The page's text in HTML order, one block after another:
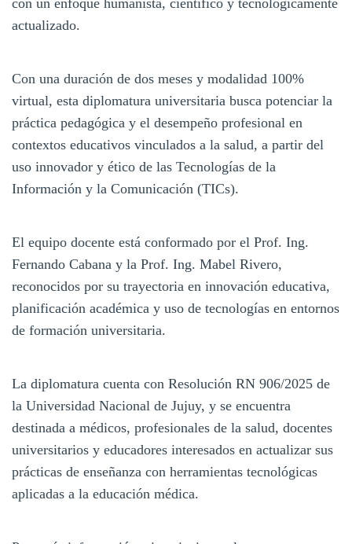
actualizado.
Con una duración de dos meses y modalidad 100%
virtual, esta diplomatura universitaria busca potenciar la
práctica pedagógica y el desempeño profesional en
contextos educativos vinculados a la salud, a partir del
uso innovador y ético de las Tecnologías de la
Información y la Comunicación (TICs).
El equipo docente está conformado por el Prof. Ing.
Fernando Cabana y la Prof. Ing. Mabel Rivero,
reconocidos por su trayectoria en innovación educativa,
planificación académica y uso de tecnologías en entornos
de formación universitaria.
La diplomatura cuenta con Resolución RN 906/2025 de
la Universidad Nacional de Jujuy, y se encuentra
destinada a médicos, profesionales de la salud, docentes
universitarios y educadores interesados en actualizar sus
prácticas de enseñanza con herramientas tecnológicas
aplicadas a la educación médica.